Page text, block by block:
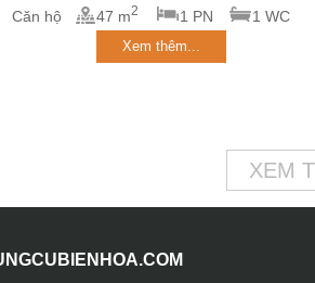
Căn hộ
47 m2 1 PN 1 WC
Xem thêm...
XEM